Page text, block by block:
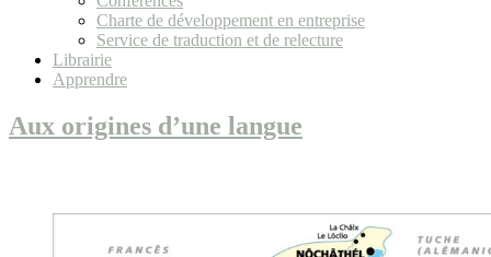
Charte de développement en entreprise
Service de traduction et de relecture
Librairie
Apprendre
Aux origines d’une langue